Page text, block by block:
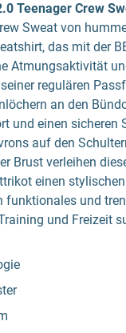
Teenager Crew
Sweat von
das mit der
Atmungsaktivität
regulären
an den
und einen sicheren
auf den
Brust verleihen
einen
funktionales und
und Freizeit